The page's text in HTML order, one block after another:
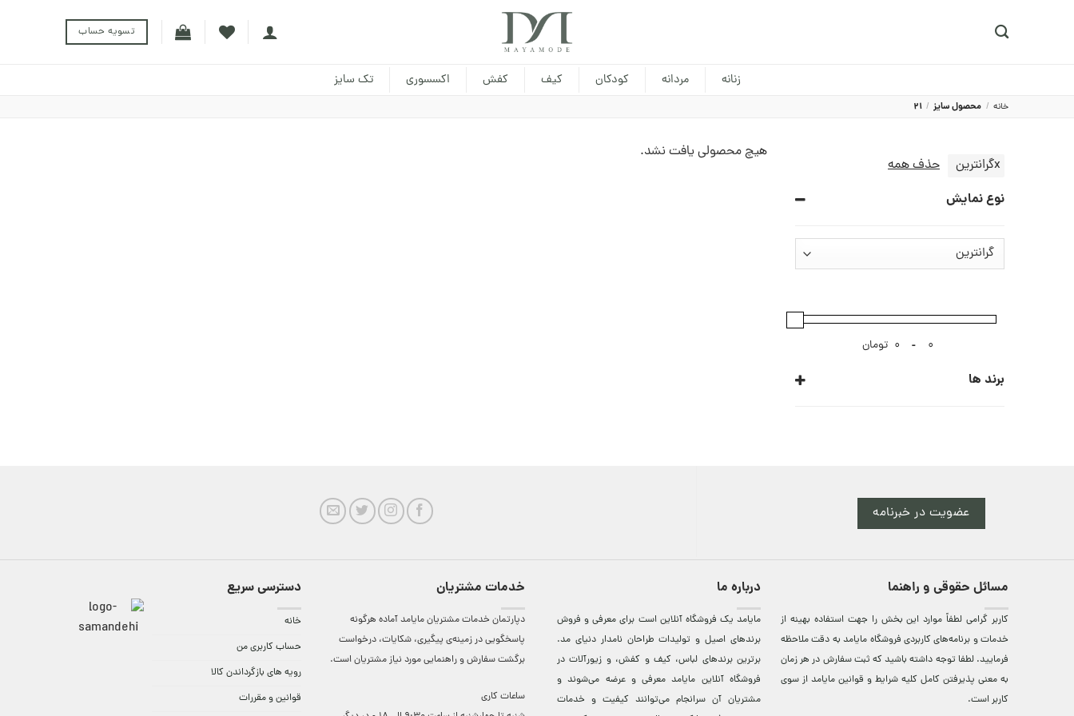
تسویه حساب
زنانه مردانه کودکان کیف کفش اکسسوری تک سایز
خانه / محصول سایز /
21
xگرانترین حذف همه
نوع نمایش
تومان -
برند ها
ARMANI JUNIOR
GIORGIO ARMANI
هیچ محصولی یافت نشد.
عضویت در خبرنامه
مسائل حقوقی و راهنما
کاربر گرامی لطفاً موارد این بخش را جهت استفاده بهینه از
خدمات و برنامه‌‏های کاربردی فروشگاه مایامد به دقت ملاحظه
فرمایید. لطفا توجه داشته باشید که ثبت سفارش در هر زمان
به معنی پذیرفتن کامل کلیه شرایط و قوانین مایامد از سوی
کاربر است.
درباره ما
مایامد يک فروشگاه آنلاين است برای معرفی و فروش
برندهای اصيل و توليدات طراحان نامدار دنيای مد.
برترين‌ برندهای لباس، کيف و کفش، و زيورآلات در
فروشگاه آنلاين مایامد معرفی و عرضه می‌شوند و
مشتريان آن سرانجام می‌توانند کيفيت و خدمات
خدمات مشتریان
دپارتمان خدمات مشتریان مایامد آماده هرگونه
پاسخگویی در زمینه‌ی پیگیری، شکایات، درخواست
برگشت سفارش و راهنمایی مورد نیاز مشتریان است.
ساعات کاری
دسترسی سریع
خانه
حساب کاربری من
رویه های بازگرداندن کالا
قوانین و مقررات